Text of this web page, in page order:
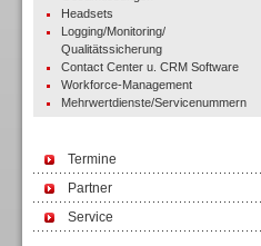
Headsets
Logging/Monitoring/
Qualitätssicherung
Contact Center u. CRM Software
Workforce-Management
Mehrwertdienste/Servicenummern
Termine
Partner
Service